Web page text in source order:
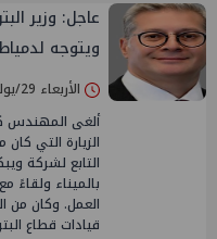
عاجل: وزير
ويتوجه
الأربعاء 29/يوليو/2026 - 04:36 م
ألغى المهندس
الزيارة التي
التابع لشركة
بالميناء ولقاءً
العمل. وكان من
قيادات قطاع